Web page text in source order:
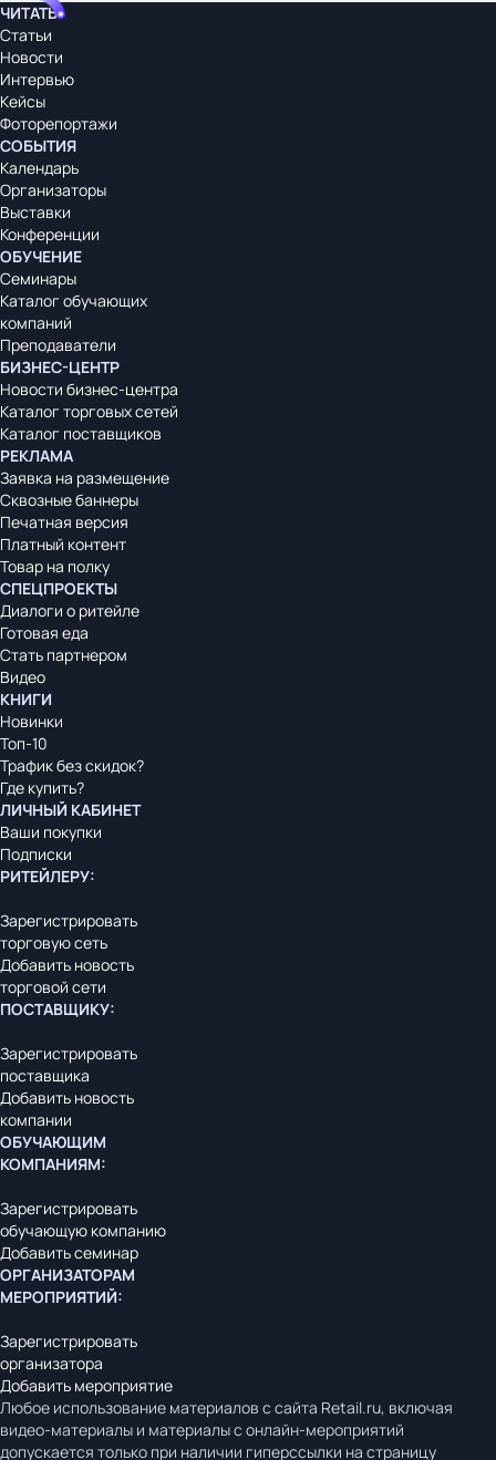
ЧИТАТЬ
Статьи
Новости
Интервью
Кейсы
Фоторепортажи
СОБЫТИЯ
Календарь
Организаторы
Выставки
Конференции
ОБУЧЕНИЕ
Семинары
Каталог обучающих
компаний
Преподаватели
БИЗНЕС-ЦЕНТР
Новости бизнес-центра
Каталог торговых сетей
Каталог поставщиков
РЕКЛАМА
Заявка на размещение
Сквозные баннеры
Печатная версия
Платный контент
Товар на полку
СПЕЦПРОЕКТЫ
Диалоги о ритейле
Готовая еда
Стать партнером
Видео
КНИГИ
Новинки
Топ-10
Трафик без скидок?
Где купить?
ЛИЧНЫЙ КАБИНЕТ
Ваши покупки
Подписки
РИТЕЙЛЕРУ:
Зарегистрировать
торговую сеть
Добавить новость
торговой сети
ПОСТАВЩИКУ:
Зарегистрировать
поставщика
Добавить новость
компании
ОБУЧАЮЩИМ
КОМПАНИЯМ:
Зарегистрировать
обучающую компанию
Добавить семинар
ОРГАНИЗАТОРАМ
МЕРОПРИЯТИЙ:
Зарегистрировать
организатора
Добавить мероприятие
Любое использование материалов с сайта Retail.ru, включая
видео-материалы и материалы с онлайн-мероприятий
допускается только при наличии гиперссылки на страницу